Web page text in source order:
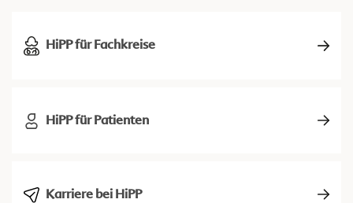
HiPP für Fachkreise
HiPP für Patienten
Karriere bei HiPP